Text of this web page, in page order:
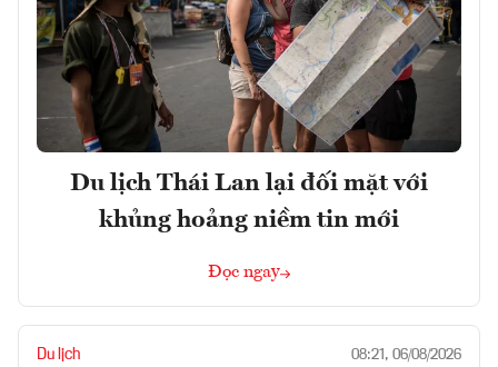
Du lịch Thái Lan lại đối mặt với
khủng hoảng niềm tin mới
Đọc ngay
Du lịch 08:21, 06/08/2026